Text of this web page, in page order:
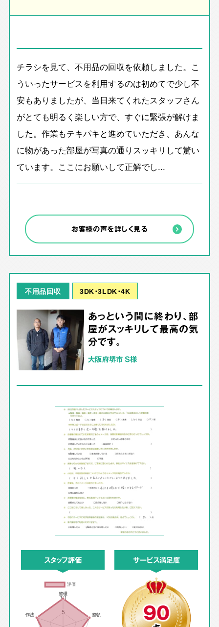
チラシを見て、不用品の回収を依頼しました。こ
ういったサービスを利用するのは初めてで少し不
安もありましたが、当日来てくれたスタッフさん
がとても明るく楽しい方で、すぐに緊張が解けま
した。作業もテキパキと進めていただき、あんな
に物があった部屋が写真の通りスッキリして驚い
ています。ここにお願いして正解でし...
お客様の声を詳しく見る
不用品回収 3DK･3LDK･4K
あっという間に終わり、部
屋がスッキリして最高の気
分です。
大阪府堺市 S様
スタッフ評価 サービス満足度
90